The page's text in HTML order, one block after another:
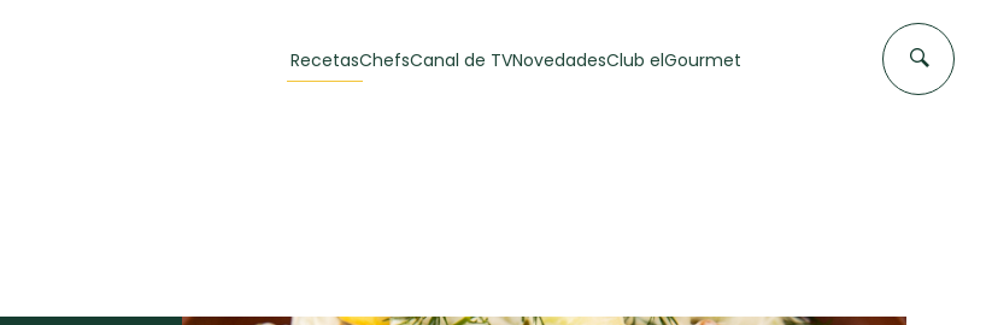
RecetasChefsCanal de TVNovedadesClub elGourmet